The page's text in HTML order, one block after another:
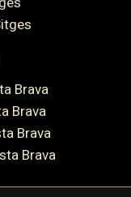
Brava
Brava
Brava
Brava